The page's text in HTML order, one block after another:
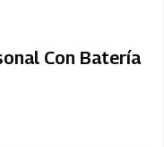
Con Batería